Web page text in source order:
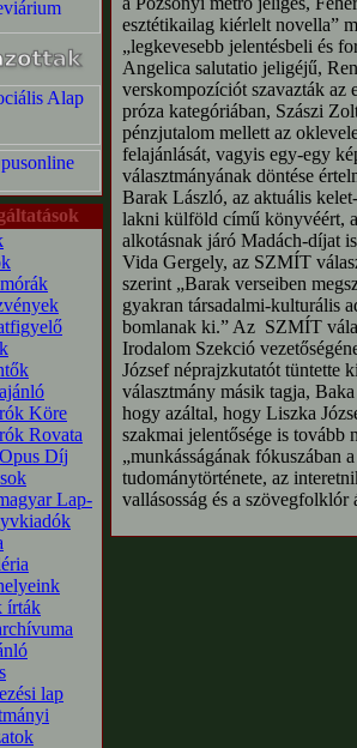
Köre
Rovata
Díj
Lap-
írták
lap
esztétikailag kiérlelt novella”
„legkevesebb jelentésbeli és
Angelica salutatio jeligéjű,
verskompozíciót szavazták az
próza kategóriában, Szászi
pénzjutalom mellett az
felajánlását, vagyis egy-egy
választmányának döntése
Barak László, az aktuális
lakni külföld című könyvéért,
alkotásnak járó Madách-díjat
Vida Gergely, az SZMÍT
szerint „Barak verseiben
gyakran társadalmi-kulturális
bomlanak ki.” Az SZMÍT
Irodalom Szekció
József néprajzkutatót tüntette
választmány másik tagja,
hogy azáltal, hogy Liszka
szakmai jelentősége is
„munkásságának fókuszában
tudománytörténete, az
vallásosság és a szövegfolklór